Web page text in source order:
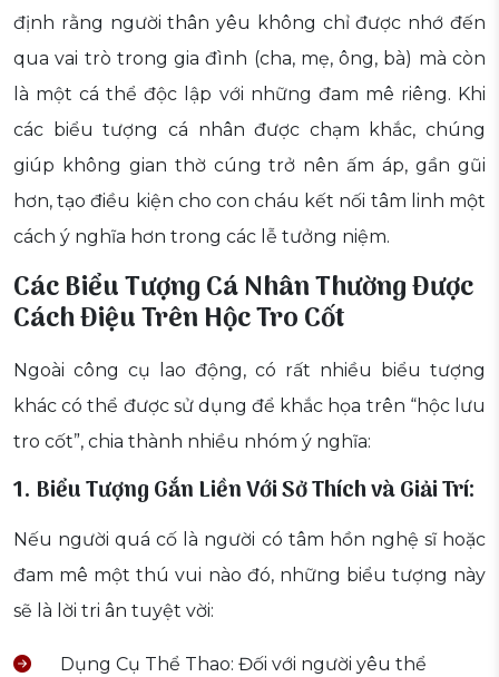
định rằng người thân yêu không chỉ được nhớ đến
qua vai trò trong gia đình (cha, mẹ, ông, bà) mà còn
là một cá thể độc lập với những đam mê riêng. Khi
các biểu tượng cá nhân được chạm khắc, chúng
giúp không gian thờ cúng trở nên ấm áp, gần gũi
hơn, tạo điều kiện cho con cháu kết nối tâm linh một
cách ý nghĩa hơn trong các lễ tưởng niệm.
Các Biểu Tượng Cá Nhân Thường Được
Cách Điệu Trên Hộc Tro Cốt
Ngoài công cụ lao động, có rất nhiều biểu tượng
khác có thể được sử dụng để khắc họa trên “hộc lưu
tro cốt”, chia thành nhiều nhóm ý nghĩa:
1. Biểu Tượng Gắn Liền Với Sở Thích và Giải Trí:
Nếu người quá cố là người có tâm hồn nghệ sĩ hoặc
đam mê một thú vui nào đó, những biểu tượng này
sẽ là lời tri ân tuyệt vời:
Dụng Cụ Thể Thao: Đối với người yêu thể